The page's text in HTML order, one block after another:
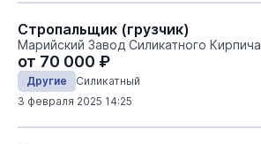
Стропальщик (грузчик)
Марийский Завод Силикатного Кирпича
от 70 000 ₽
Другие
Силикатный
3 февраля 2025 14:25